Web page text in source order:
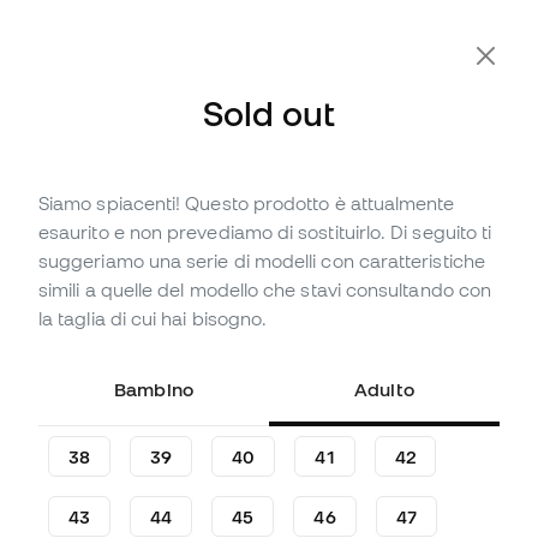
Sold out Fino a240Member Points
Scarpe Nike Phantom 6 Low
Pro AG-Pro
( 36)
Sold out
Siamo spiacenti! Questo prodotto è attualmente
esaurito e non prevediamo di sostituirlo. Di seguito ti
suggeriamo una serie di modelli con caratteristiche
simili a quelle del modello che stavi consultando con
la taglia di cui hai bisogno.
Bambino Adulto
38 39 40 41 42
43 44 45 46 47